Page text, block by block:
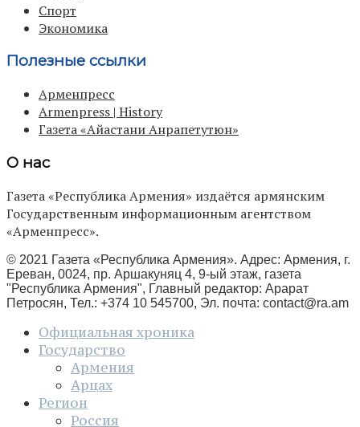
Спорт
Экономика
Полезные ссылки
Арменпресс
Armenpress | History
Газета «Айастани Анрапетутюн»
О нас
Газета «Республика Армения» издаётся армянским
Государственным информационным агентством
«Арменпресс».
© 2021 Газета «Республика Армения». Адрес: Армения, г.
Ереван, 0024, пр. Аршакуняц 4, 9-ый этаж, газета
"Республика Армения", Главный редактор: Арарат
Петросян, Тел.: +374 10 545700, Эл. почта: contact@ra.am
Официальная хроника
Государство
Армения
Арцах
Регион
Россия